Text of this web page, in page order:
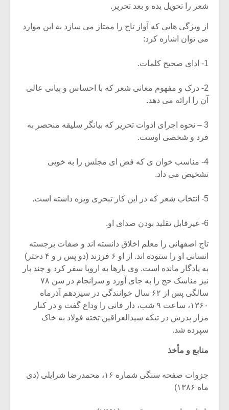
شعر را تحویل بده و بعد تحریر.
از ویژگی هایی که آواز تاج را ممتاز می سازد به این موارد
می توان اشاره کرد:
1- ادای صحیح کلمات.
2- درک و مفهوم معانی شعر که با احساس و بیانی عالی
آن را ارائه می دهد.
3 – نحوه اجرای ادوات تحریر که بیانگر سلیقه منحصر به
فرد و شخصی اوست.
4- مناسب خوان ی که فض ای مجلس را به خوبی
تشخیص می داد.
5- انتخاب شعر که در این کار تبحری ویژه داشته است.
6- غیرقابل تقلید بودن صدای او.
تاج اصفهانی را معلم اخلاق دانسته اند و صفات برجسته
انسانی او را ستوده اند. از او ۶ فرزند (دو پس ر و ۴ دختر)
به یادگار مانده است. وی بارها به اروپا سفر کرد و چند بار
نیز مناسک حج را به جای آورد و سرانجام در سن ۷۸
سالگی پس از ۶۲ سال خوانندگی در سیزدهم آذرماه
۱۳۶۰، ساعت ۹ شب، دار فانی را وداع گفت و در کنار
مزار پدرش در تیکه سیدالعراقین تخته فولاد به خاک
سپرده شد.
منابع و مأخذ
جزوات صفحه سنگی شماره ۱۶، محمدرضا شرایلی (دی
ماه ۱۳۸۶)